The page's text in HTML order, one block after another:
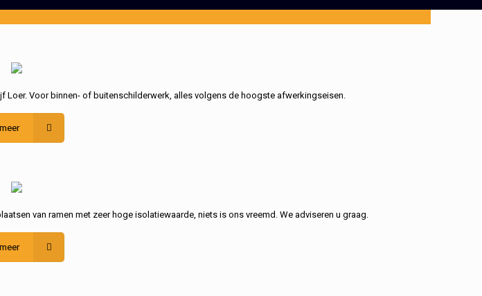
Voor binnen- of buitenschilderwerk, alles volgens de hoogste afwerkingseisen.
van ramen met zeer hoge isolatiewaarde, niets is ons vreemd. We adviseren u graag.